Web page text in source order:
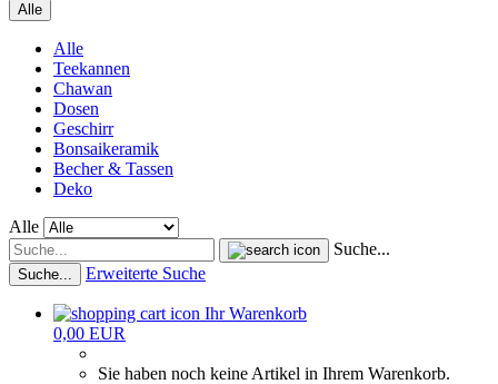
Alle
Alle
Teekannen
Chawan
Dosen
Geschirr
Bonsaikeramik
Becher & Tassen
Deko
Alle
Suche...
Suche... Erweiterte Suche
Ihr Warenkorb
0,00 EUR
Sie haben noch keine Artikel in Ihrem Warenkorb.